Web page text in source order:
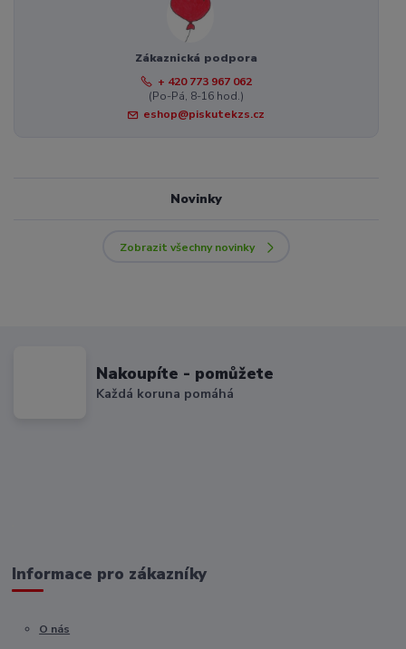
Zákaznická podpora
+ 420 773 967 062
(Po-Pá, 8-16 hod.)
eshop@piskutekzs.cz
Novinky
Zobrazit všechny novinky
Nakoupíte - pomůžete
Každá koruna pomáhá
Informace pro zákazníky
O nás